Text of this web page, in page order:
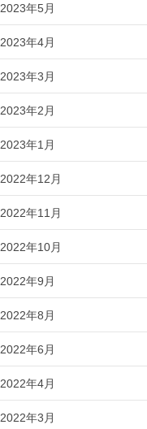
2023年5月
2023年4月
2023年3月
2023年2月
2023年1月
2022年12月
2022年11月
2022年10月
2022年9月
2022年8月
2022年6月
2022年4月
2022年3月